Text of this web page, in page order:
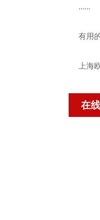
......
有用
上海
在